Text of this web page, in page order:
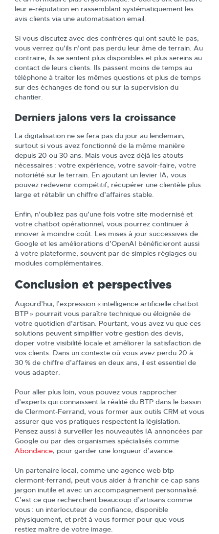
leur e-réputation en rassemblant systématiquement les
avis clients via une automatisation email.
Si vous discutez avec des confrères qui ont sauté le pas,
vous verrez qu’ils n’ont pas perdu leur âme de terrain. Au
contraire, ils se sentent plus disponibles et plus sereins au
contact de leurs clients. Ils passent moins de temps au
téléphone à traiter les mêmes questions et plus de temps
sur des échanges de fond ou sur la supervision du
chantier.
Derniers jalons vers la croissance
La digitalisation ne se fera pas du jour au lendemain,
surtout si vous avez fonctionné de la même manière
depuis 20 ou 30 ans. Mais vous avez déjà les atouts
nécessaires : votre expérience, votre savoir-faire, votre
notoriété sur le terrain. En ajoutant un levier IA, vous
pouvez redevenir compétitif, récupérer une clientèle plus
large et rétablir un chiffre d’affaires stable.
Enfin, n’oubliez pas qu’une fois votre site modernisé et
votre chatbot opérationnel, vous pourrez continuer à
innover à moindre coût. Les mises à jour successives de
Google et les améliorations d’OpenAI bénéficieront aussi
à votre plateforme, souvent par de simples réglages ou
modules complémentaires.
Conclusion et perspectives
Aujourd’hui, l’expression « intelligence artificielle chatbot
BTP » pourrait vous paraître technique ou éloignée de
votre quotidien d’artisan. Pourtant, vous avez vu que ces
solutions peuvent simplifier votre gestion des devis,
doper votre visibilité locale et améliorer la satisfaction de
vos clients. Dans un contexte où vous avez perdu 20 à
30 % de chiffre d’affaires en deux ans, il est essentiel de
vous adapter.
Pour aller plus loin, vous pouvez vous rapprocher
d’experts qui connaissent la réalité du BTP dans le bassin
de Clermont-Ferrand, vous former aux outils CRM et vous
assurer que vos pratiques respectent la législation.
Pensez aussi à surveiller les nouveautés IA annoncées par
Google ou par des organismes spécialisés comme
Abondance, pour garder une longueur d’avance.
Un partenaire local, comme une agence web btp
clermont-ferrand, peut vous aider à franchir ce cap sans
jargon inutile et avec un accompagnement personnalisé.
C’est ce que recherchent beaucoup d’artisans comme
vous : un interlocuteur de confiance, disponible
physiquement, et prêt à vous former pour que vous
restiez maître de votre image.